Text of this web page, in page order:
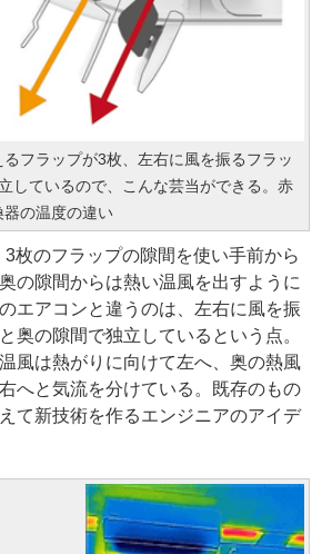
フラップが3枚、左右に風を振るフラッ
しているので、こんな芸当ができる。赤
器の温度の違い
枚のフラップの隙間を使い手前から
の隙間からは熱い温風を出すように
エアコンと違うのは、左右に風を振
奥の隙間で独立しているという点。
風は熱がりに向けて左へ、奥の熱風
へと気流を分けている。既存のもの
て新技術を作るエンジニアのアイデ